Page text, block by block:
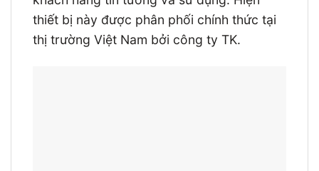
thiết bị này được phân phối chính thức tại
thị trường Việt Nam bởi công ty TK.